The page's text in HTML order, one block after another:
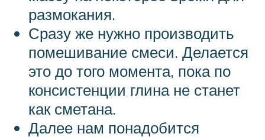
размокания.
Сразу же нужно производить
помешивание смеси. Делается
это до того момента, пока по
консистенции глина не станет
как сметана.
Далее нам понадобится